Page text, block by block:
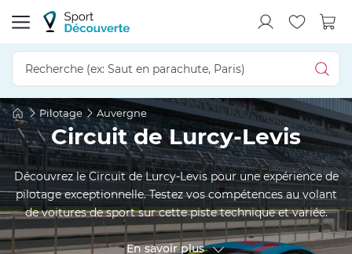
Pilotage Auvergne
Circuit de Lurcy-Levis
Découvrez le Circuit de Lurcy-Levis pour une expérience de
pilotage exceptionnelle. Testez vos compétences au volant
de voitures de sport sur cette piste technique et variée.
Participez à un stage de pilotage pour affiner votre
maîtrise de la conduite ou optez pour un baptême en tant
En savoir plus